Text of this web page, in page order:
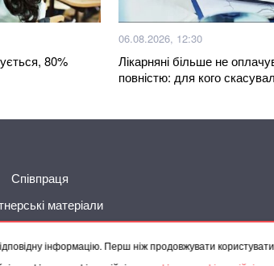
інформацію. Перш ніж продовжувати
водопостачання
Як отримати
Вже 24 серпня
80%
06.08.2026, 12:30
Лікарняні більше не
повністю: для кого
Співпраця
матеріали